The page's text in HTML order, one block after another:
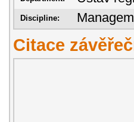
Discipline:
Citace